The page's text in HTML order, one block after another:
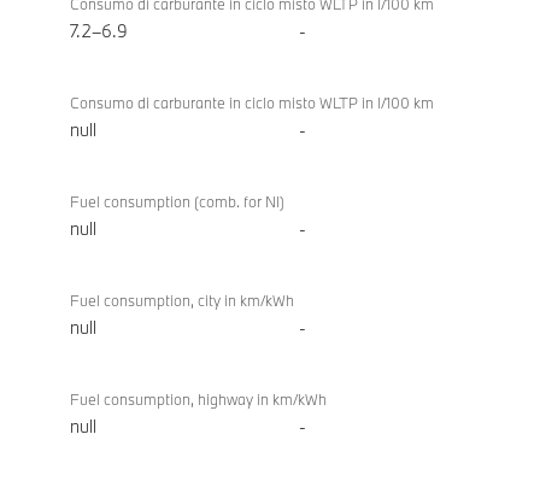
xDrive
7.2–6.9 -
Consumo di carburante in ciclo misto WLTP in l/100 km
null -
Fuel consumption (comb. for NI)
null -
Fuel consumption, city in km/kWh
null -
Fuel consumption, highway in km/kWh
null -